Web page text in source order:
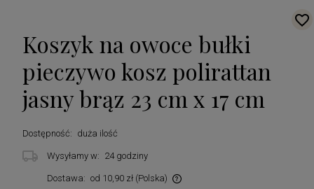
Koszyk na owoce bułki
pieczywo kosz polirattan
jasny brąz 23 cm x 17 cm
Dostępność: duża ilość
Wysyłamy w: 24 godziny
Dostawa: od 10,90 zł (Polska)